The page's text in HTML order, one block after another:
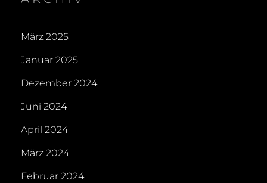
März 2025
Januar 2025
Dezember 2024
Juni 2024
April 2024
März 2024
Februar 2024